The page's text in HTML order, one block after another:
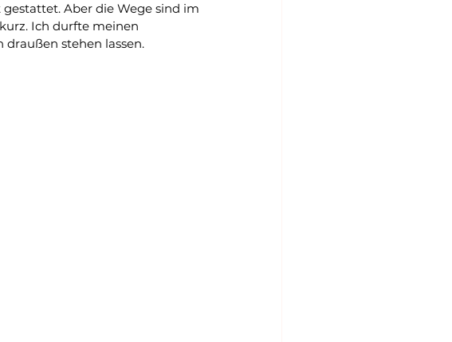
Aber die Wege sind im
Ich durfte meinen
draußen stehen lassen.